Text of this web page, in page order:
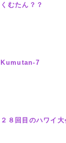
くむたん？？
Kumutan-7
２８回目のハワイ